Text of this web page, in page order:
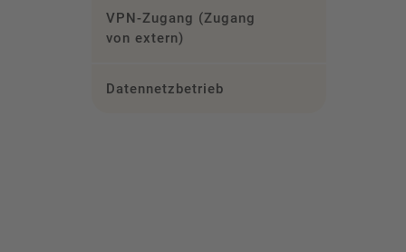
VPN-Zugang (Zugang
von extern)
Datennetzbetrieb